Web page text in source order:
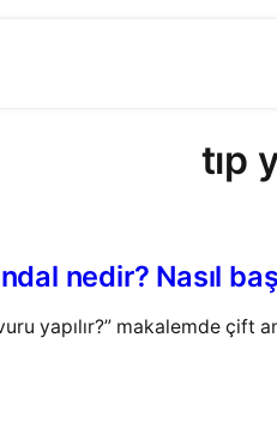
tıp
nedir? Nasıl
yapılır?” makalemde çift